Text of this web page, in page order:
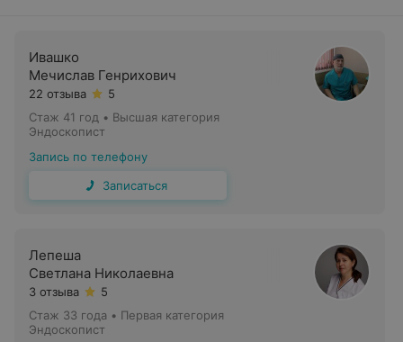
Ивашко
Мечислав Генрихович
22 отзыва
5
Стаж 41 год • Высшая категория
Эндоскопист
Запись по телефону
Записаться
Лепеша
Светлана Николаевна
3 отзыва
5
Стаж 33 года • Первая категория
Эндоскопист